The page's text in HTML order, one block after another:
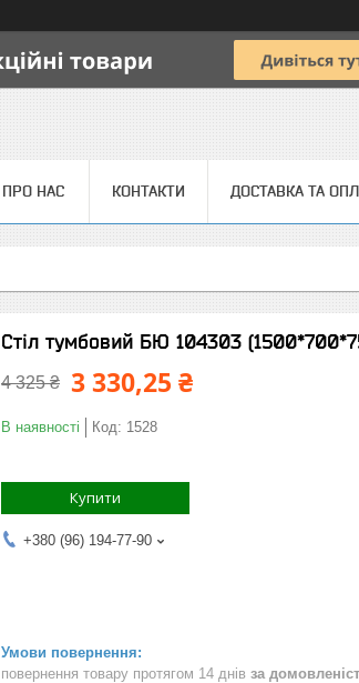
ПРО НАС КОНТАКТИ ДОСТАВКА ТА
Стіл тумбовий БЮ 104303
4 325 ₴ 3 330,25 ₴
В наявності Код: 1528
Купити
+380 (96) 194-77-90
повернення товару протягом 14 днів за